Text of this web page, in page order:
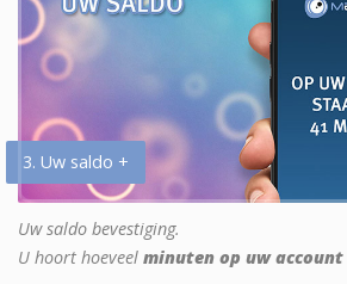
3. Uw saldo +
Uw saldo bevestiging.
U hoort hoeveel minuten op uw account